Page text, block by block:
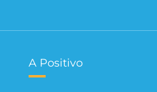
A Positivo